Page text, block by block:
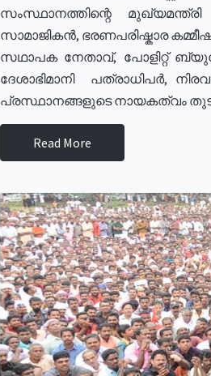
സംസ്ഥാനത്തിന്റെ
സാമാജികൻ, ഭരണപരിഷ്കാര
സഥാപക നേതാവ്, പോളിറ്റ്
ദേശാഭിമാനി പത്രാധിപർ,
പ്രസ്ഥാനങ്ങളുടെ നായകത്വം
Read More